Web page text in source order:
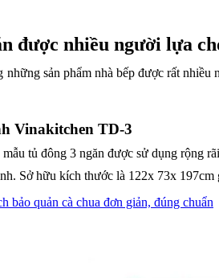
được nhiều người lựa
những sản phẩm nhà bếp được rất
Vinakitchen TD-3
tủ đông 3 ngăn được sử dụng rộng
Sở hữu kích thước là 122x 73x
bảo quản cà chua đơn giản, đúng chuẩn